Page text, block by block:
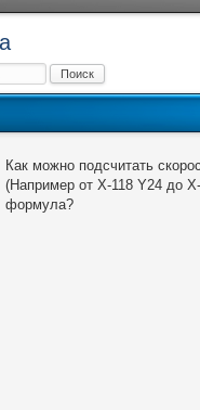
Как можно подсчитать
(Например от X-118 Y24 до
формула?